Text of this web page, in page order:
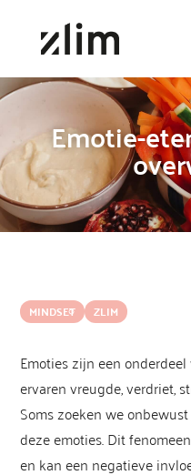
Emotie-
MINDSET ZLIM
Emoties zijn een
ervaren vreugde, verdriet,
Soms zoeken we
deze emoties. Dit
en kan een negatieve